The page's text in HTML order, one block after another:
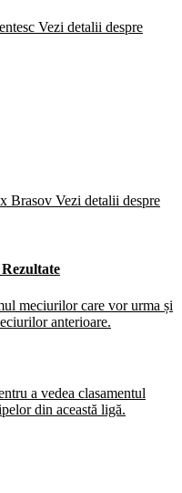
Vezi detalii despre
Brasov Vezi detalii despre
meciurilor care vor urma și
anterioare.
a vedea clasamentul
din această ligă.